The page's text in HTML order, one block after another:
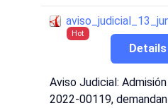
Hot
Details
Aviso Judicial:
2022-00119,